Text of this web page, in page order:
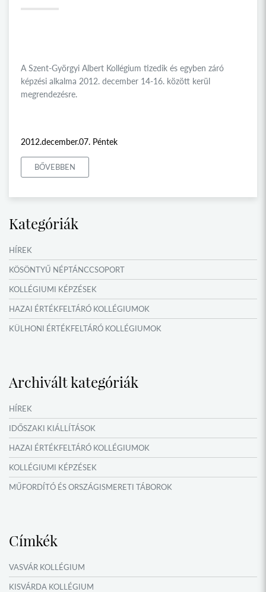
A Szent-Györgyi Albert Kollégium tizedik és egyben záró
képzési alkalma 2012. december 14-16. között kerül
megrendezésre.
2012.december.07. Péntek
BŐVEBBEN
Kategóriák
HÍREK
KÖSÖNTYŰ NÉPTÁNCCSOPORT
KOLLÉGIUMI KÉPZÉSEK
HAZAI ÉRTÉKFELTÁRÓ KOLLÉGIUMOK
KÜLHONI ÉRTÉKFELTÁRÓ KOLLÉGIUMOK
IDŐSZAKI KIÁLLÍTÁSOK
NYÁRI TÁBOROK
OKTATÁS, KULTÚRA
Archivált kategóriák
HÍREK
IDŐSZAKI KIÁLLÍTÁSOK
HAZAI ÉRTÉKFELTÁRÓ KOLLÉGIUMOK
KOLLÉGIUMI KÉPZÉSEK
MŰFORDÍTÓ ÉS ORSZÁGISMERETI TÁBOROK
Címkék
VASVÁR KOLLÉGIUM
KISVÁRDA KOLLÉGIUM